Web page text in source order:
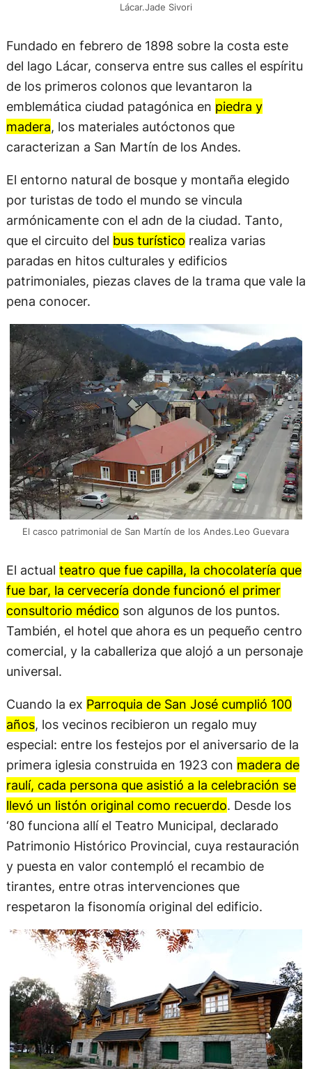
Lácar.Jade Sivori
Fundado en febrero de 1898 sobre la costa este
del lago Lácar, conserva entre sus calles el espíritu
de los primeros colonos que levantaron la
emblemática ciudad patagónica en piedra y
madera, los materiales autóctonos que
caracterizan a San Martín de los Andes.
El entorno natural de bosque y montaña elegido
por turistas de todo el mundo se vincula
armónicamente con el adn de la ciudad. Tanto,
que el circuito del bus turístico realiza varias
paradas en hitos culturales y edificios
patrimoniales, piezas claves de la trama que vale la
pena conocer.
El casco patrimonial de San Martín de los Andes.Leo Guevara
El actual teatro que fue capilla, la chocolatería que
fue bar, la cervecería donde funcionó el primer
consultorio médico son algunos de los puntos.
También, el hotel que ahora es un pequeño centro
comercial, y la caballeriza que alojó a un personaje
universal.
Cuando la ex Parroquia de San José cumplió 100
años, los vecinos recibieron un regalo muy
especial: entre los festejos por el aniversario de la
primera iglesia construida en 1923 con madera de
raulí, cada persona que asistió a la celebración se
llevó un listón original como recuerdo. Desde los
‘80 funciona allí el Teatro Municipal, declarado
Patrimonio Histórico Provincial, cuya restauración
y puesta en valor contempló el recambio de
tirantes, entre otras intervenciones que
respetaron la fisonomía original del edificio.